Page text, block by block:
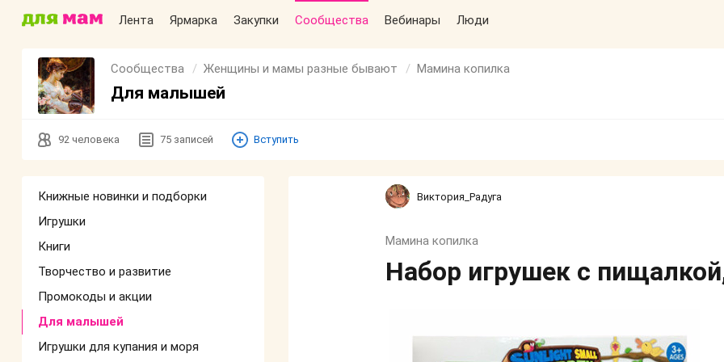
Лента Ярмарка Закупки Сообщества Вебинары Люди
Сообщества Женщины и мамы разные бывают Мамина копилка
Для малышей
92 человека 75 записей Вступить
Книжные новинки и подборки
Игрушки
Книги
Творчество и развитие
Промокоды и акции
Для малышей
Игрушки для купания и моря
Виктория_Радуга
Мамина копилка
Набор игрушек с